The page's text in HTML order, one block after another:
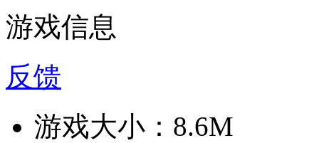
游戏信息
反馈
游戏大小： 8.6M